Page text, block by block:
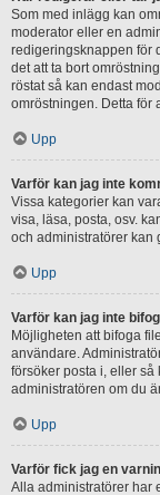
Som med inlägg kan
moderator eller en
redigeringsknappen för
det att ta bort
röstat så kan endast
omröstningen. Detta för
Upp
Varför kan jag inte
Vissa kategorier kan
visa, läsa, posta, osv.
och administratörer kan
Upp
Varför kan jag inte
Möjligheten att bifoga
användare.
försöker posta i, eller så
administratören om du
Upp
Varför fick jag en
Alla administratörer har